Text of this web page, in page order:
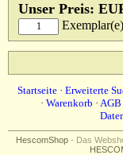
Unser Preis:
Exemplar(e)
Startseite · Erweiterte
· Warenkorb · AGB
HescomShop - Das